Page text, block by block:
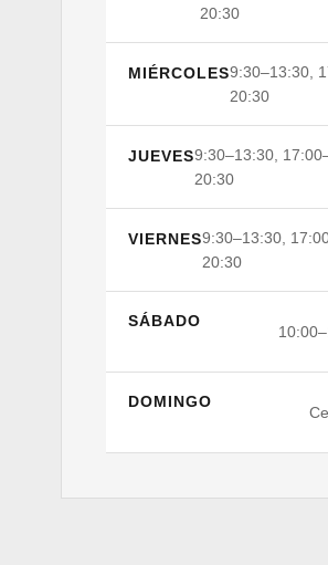
20:30
MIÉRCOLES9:30–13:30,
20:30
JUEVES9:30–13:30,
20:30
VIERNES9:30–13:30,
20:30
SÁBADO
DOMINGO